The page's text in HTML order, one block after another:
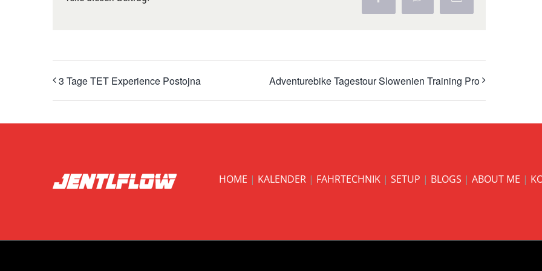
Mail
3 Tage TET Experience Postojna Adventurebike Tagestour Slowenien Training Pro
HOME | KALENDER | FAHRTECHNIK | SETUP | BLOGS | ABOUT ME |